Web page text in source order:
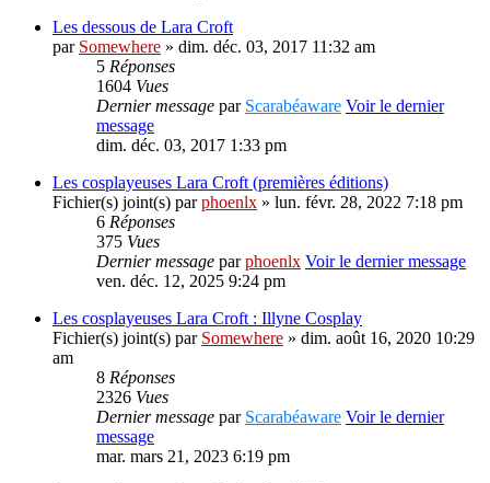
Les dessous de Lara Croft
par Somewhere » dim. déc. 03, 2017 11:32 am
5 Réponses
1604 Vues
Dernier message par Scarabéaware Voir le dernier
message
dim. déc. 03, 2017 1:33 pm
Les cosplayeuses Lara Croft (premières éditions)
Fichier(s) joint(s) parphoenlx » lun. févr. 28, 2022 7:18 pm
6 Réponses
375 Vues
Dernier message parphoenlx Voir le dernier message
ven. déc. 12, 2025 9:24 pm
Les cosplayeuses Lara Croft : Illyne Cosplay
Fichier(s) joint(s) par Somewhere » dim. août 16, 2020 10:29
am
8 Réponses
2326 Vues
Dernier message par Scarabéaware Voir le dernier
message
mar. mars 21, 2023 6:19 pm